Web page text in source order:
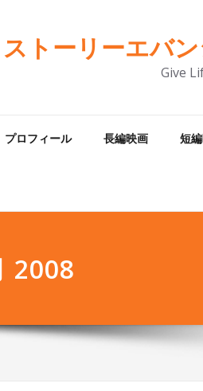
トーリーエバ
Give
プロフィール 長編映画 短
2008